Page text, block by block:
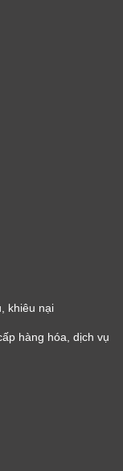
khiêu nại
hàng hóa, dịch vụ